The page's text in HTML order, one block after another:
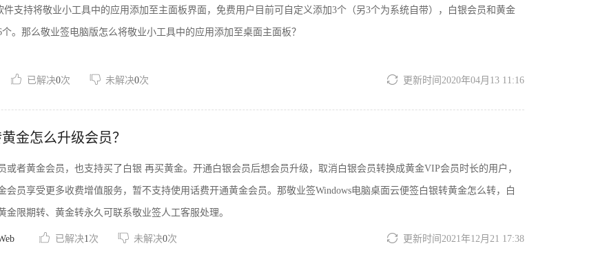
件支持将敬业小工具中的应用添加至主面板界面，免费用户目前可自定义添加3个（另3个为系统自带），白银会员和黄金
。那么敬业签电脑版怎么将敬业小工具中的应用添加至桌面主面板？
已解决0次 未解决0次 更新时间2020年04月13 11:16
金怎么升级会员？
或者黄金会员，也支持买了白银 再买黄金。开通白银会员后想会员升级，取消白银会员转换成黄金VIP会员时长的用户，
会员享受更多收费增值服务，暂不支持使用话费开通黄金会员。那敬业签Windows电脑桌面云便签白银转黄金怎么转，白
金限期转、黄金转永久可联系敬业签人工客服处理。
已解决1次 未解决0次 更新时间2021年12月21 17:38